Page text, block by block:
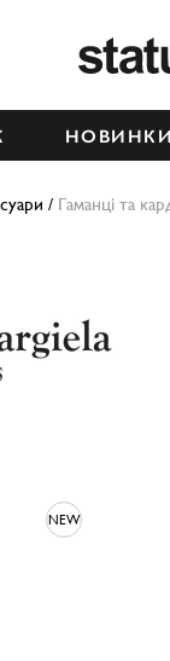
НОВИНКИ
/ Гаманці та
NEW